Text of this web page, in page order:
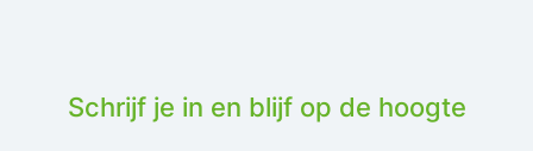
Schrijf je in en blijf op de hoogte